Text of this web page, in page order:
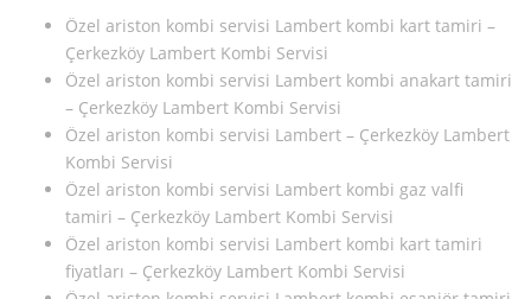
Özel ariston kombi servisi Lambert kombi kart tamiri –
Çerkezköy Lambert Kombi Servisi
Özel ariston kombi servisi Lambert kombi anakart tamiri
– Çerkezköy Lambert Kombi Servisi
Özel ariston kombi servisi Lambert – Çerkezköy Lambert
Kombi Servisi
Özel ariston kombi servisi Lambert kombi gaz valfi
tamiri – Çerkezköy Lambert Kombi Servisi
Özel ariston kombi servisi Lambert kombi kart tamiri
fiyatları – Çerkezköy Lambert Kombi Servisi